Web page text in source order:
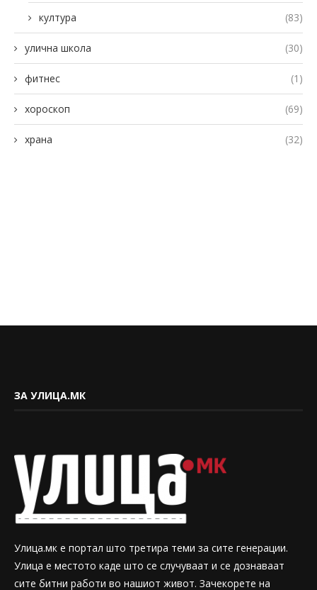
култура (83)
улична школа (30)
фитнес (1)
хороскоп (69)
храна (32)
ЗА УЛИЦА.МК
Улица.мк е портал што третира теми за сите генерации.
Улица е местото каде што се случуваат и се дознаваат
сите битни работи во нашиот живот. Зачекорете на